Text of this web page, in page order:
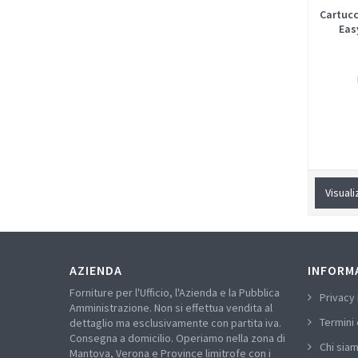
AZIENDA
Forniture per l'Ufficio, l'Azienda e la Pubblica
Amministrazione. Non si effettua vendita al
dettaglio ma esclusivamente con partita iva.
Consegna a domicilio. Operiamo nella zona di
Mantova, Verona e Province limitrofe con i
Privacy
Termini
Chi